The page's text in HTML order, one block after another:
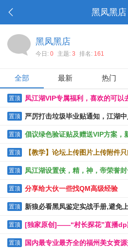
黑凤黑店
黑凤黑店
今日: 0 主题: 3 排名: 161
全部 最新 热门
置顶 凤江湖VIP专属福利，喜欢的可以
置顶 严厉打击垃圾毕业贴通知，江湖
置顶 倡议绿色验证贴及赠送VIP方案，
置顶 【教学】论坛上传图片上传附件
上传的解决办法
置顶 凤江湖设置侠，精，神，帝荣誉
置顶 分享给大伙一些找QM高级经验
置顶 新狼必看黑凤鉴定实战手册,避免
置顶 [独家原创]——“村长探花”直播dp
置顶 国内最专业最齐全的福州美女资